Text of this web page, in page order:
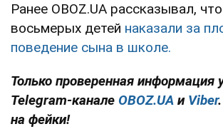
Ранее OBOZ.UA рассказывал,
восьмерых детей наказали за
поведение сына в школе.
Только проверенная информация
Telegram-канале OBOZ.UA и Viber
на фейки!